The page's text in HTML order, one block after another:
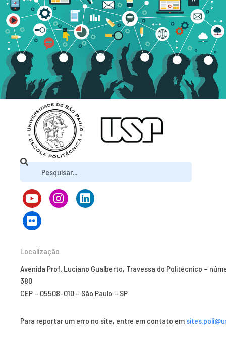
Localização
Avenida Prof. Luciano Gualberto, Travessa do Politécnico –
380
CEP – 05508-010 – São Paulo – SP
Para reportar um erro no site, entre em contato em